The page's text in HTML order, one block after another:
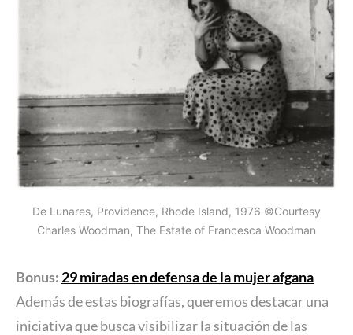
De Lunares, Providence, Rhode Island, 1976 ©Courtesy
Charles Woodman, The Estate of Francesca Woodman
Bonus:29 miradas en defensa de la mujer afgana
Además de estas biografías, queremos destacar una
iniciativa que busca visibilizar la situación de las